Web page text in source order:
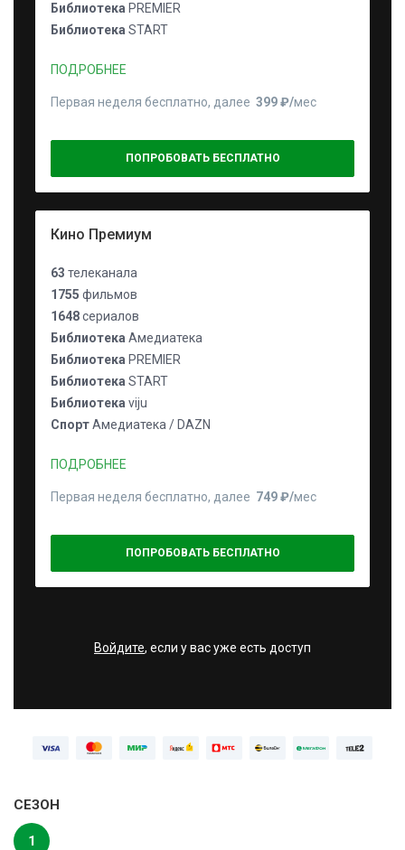
Библиотека PREMIER
Библиотека START
ПОДРОБНЕЕ
Первая неделя бесплатно, далее 399 ₽⁠/⁠мес
ПОПРОБОВАТЬ БЕСПЛАТНО
Кино Премиум
63 телеканала
1755 фильмов
1648сериалов
Библиотека Амедиатека
Библиотека PREMIER
Библиотека START
Библиотека viju
СпортАмедиатека / DAZN
ПОДРОБНЕЕ
Первая неделя бесплатно, далее 749 ₽⁠/⁠мес
ПОПРОБОВАТЬ БЕСПЛАТНО
Войдите, если у вас уже есть доступ
СЕЗОН
1